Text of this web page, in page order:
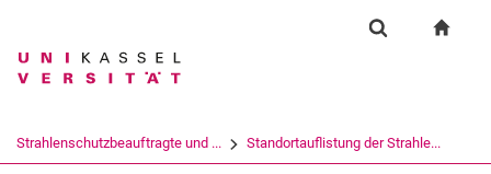
Springe direkt zu: Inhalt
Springe direkt zu: Suche
Springe direkt zu:
Suchbegriff
Strahlenschutzbeauftragte und ... Standortauflistung der Strahle...